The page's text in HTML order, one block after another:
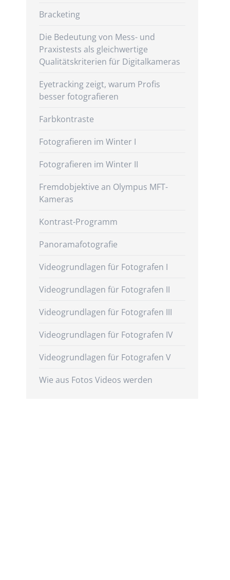
Bracketing
Die Bedeutung von Mess- und
Praxistests als gleichwertige
Qualitätskriterien für Digitalkameras
Eyetracking zeigt, warum Profis
besser fotografieren
Farbkontraste
Fotografieren im Winter I
Fotografieren im Winter II
Fremdobjektive an Olympus MFT-
Kameras
Kontrast-Programm
Panoramafotografie
Videogrundlagen für Fotografen I
Videogrundlagen für Fotografen II
Videogrundlagen für Fotografen III
Videogrundlagen für Fotografen IV
Videogrundlagen für Fotografen V
Wie aus Fotos Videos werden